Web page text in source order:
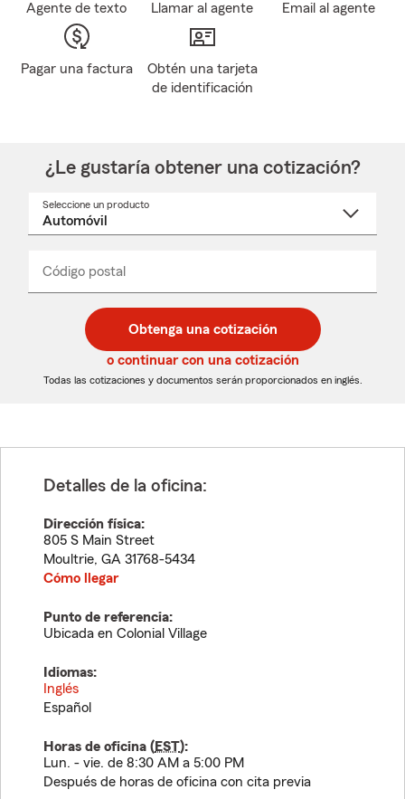
Agente de texto Llamar al agente Email al agente
Pagar una factura
Obtén una tarjeta
de identificación
¿Le gustaría obtener una cotización?
Seleccione un producto
desplegable
Código postal
de
5
dígitos
de
5
dígitos
_____
Obtenga una cotización
o continuar con una cotización
Todas las cotizaciones y documentos serán proporcionados en inglés.
Detalles de la oficina:
Dirección física:
805 S Main Street
Moultrie, GA 31768-5434
Cómo llegar
Punto de referencia:
Ubicada en Colonial Village
Idiomas:
Inglés
Español
Horas de oficina (EST):
Lun. - vie. de 8:30 AM a 5:00 PM
Después de horas de oficina con cita previa